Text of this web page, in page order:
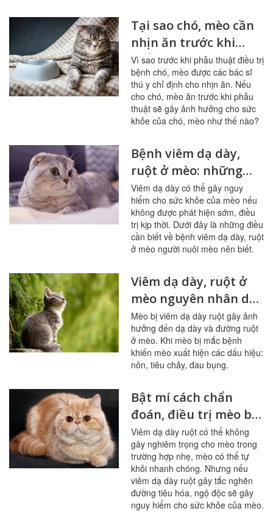
Tại sao chó, mèo cần
nhịn ăn trước khi
phẫu thuật điều trị
bệnh
Vì sao trước khi phẫu thuật điều trị
bệnh chó, mèo được các bác sĩ
thú y chỉ định cho nhịn ăn. Nếu
cho chó, mèo ăn trước khi phẫu
thuật sẽ gây ảnh hưởng cho sức
khỏe của chó, mèo như thế nào?
Bệnh viêm dạ dày,
ruột ở mèo: những
điều cần biết
Viêm dạ dày có thể gây nguy
hiểm cho sức khỏe của mèo nếu
không được phát hiện sớm, điều
trị kịp thời. Dưới đây là những điều
cần biết về bệnh viêm dạ dày, ruột
ở mèo người nuôi mèo nên biết.
Viêm dạ dày, ruột ở
mèo nguyên nhân do
đâu?
Mèo bị viêm dạ dày ruột gây ảnh
hưởng đến dạ dày và đường ruột
ở mèo. Khi mèo bị mắc bệnh
khiến mèo xuất hiện các dấu hiệu:
nôn, tiêu chảy, đau bụng.
Bật mí cách chẩn
đoán, điều trị mèo bị
viêm dạ dày ruột
Viêm dạ dày ruột có thể không
gây nghiêm trọng cho mèo trong
trường hợp nhẹ, mèo có thể tự
khỏi nhanh chóng. Nhưng nếu
viêm dạ dày ruột gây tắc nghẽn
đường tiêu hóa, ngộ độc sẽ gây
nguy hiểm cho sức khỏe của mèo.